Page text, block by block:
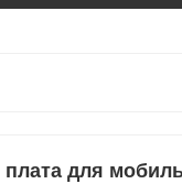
плата для